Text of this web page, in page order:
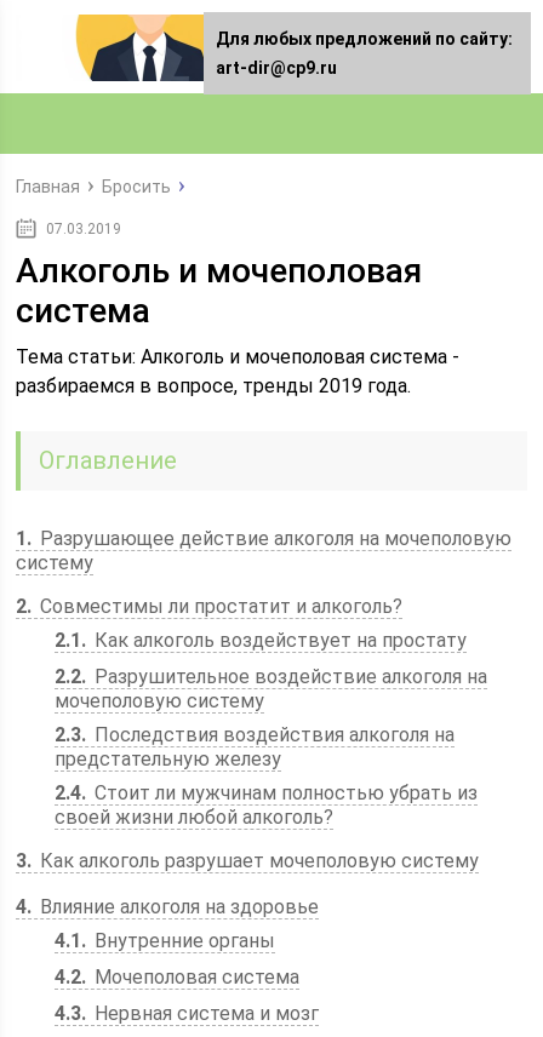
Главная Бросить
07.03.2019
Алкоголь и мочеполовая
система
Тема статьи: Алкоголь и мочеполовая система -
разбираемся в вопросе, тренды 2019 года.
Оглавление
1
Разрушающее действие алкоголя на мочеполовую
систему
2 Совместимы ли простатит и алкоголь?
2.1
Как алкоголь воздействует на простату
2.2
Разрушительное воздействие алкоголя на
мочеполовую систему
2.3
Последствия воздействия алкоголя на
предстательную железу
2.4 Стоит ли мужчинам полностью убрать из
своей жизни любой алкоголь?
3
Как алкоголь разрушает мочеполовую систему
4
Влияние алкоголя на здоровье
4.1
Внутренние органы
4.2
Мочеполовая система
4.3
Нервная система и мозг
Для любых предложений по сайту:
art-dir@cp9.ru